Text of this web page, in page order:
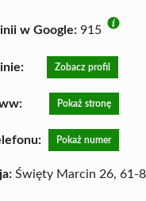
w Google: 915
Zobacz profil
Pokaż stronę
Pokaż numer
Święty Marcin 26, 61-